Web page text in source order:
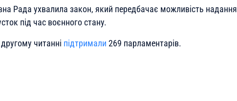
Рада ухвалила закон, який передбачає можливість надання
під час воєнного стану.
читанні підтримали 269 парламентарів.